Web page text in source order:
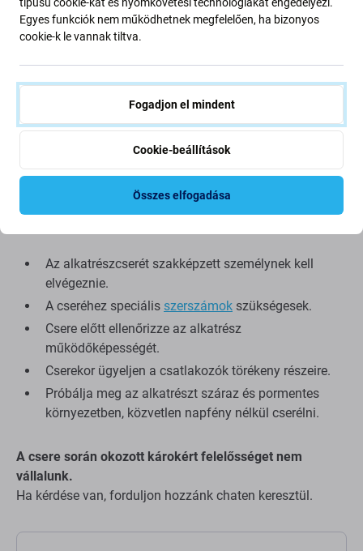
Ez a készlet a következőket tartalmazza:
LCD kijelző
Érintőüveg
néven értékesített alkatrészt egy
harmadik fél gyártja, nem közvetlenül a berendezés
gyártója. Ez az eredeti másolata, és az utángyártott
alkatrész minimális eltéréseket mutathat a
funkcionalitásban, a minőségben vagy a megjelenésben.
Az alkatrészcserét szakképzett személynek kell
elvégeznie.
A cseréhez speciális szerszámok szükségesek.
Csere előtt ellenőrizze az alkatrész
működőképességét.
Cserekor ügyeljen a csatlakozók törékeny részeire.
Próbálja meg az alkatrészt száraz és pormentes
környezetben, közvetlen napfény nélkül cserélni.
A csere során okozott károkért felelősséget nem
vállalunk.
Ha kérdése van, forduljon hozzánk chaten keresztül.
típusú cookie-kat és nyomkövetési technológiákat engedélyezi.
Egyes funkciók nem működhetnek megfelelően, ha bizonyos
cookie-k le vannak tiltva.
Fogadjon el mindent
Cookie-beállítások
Összes elfogadása